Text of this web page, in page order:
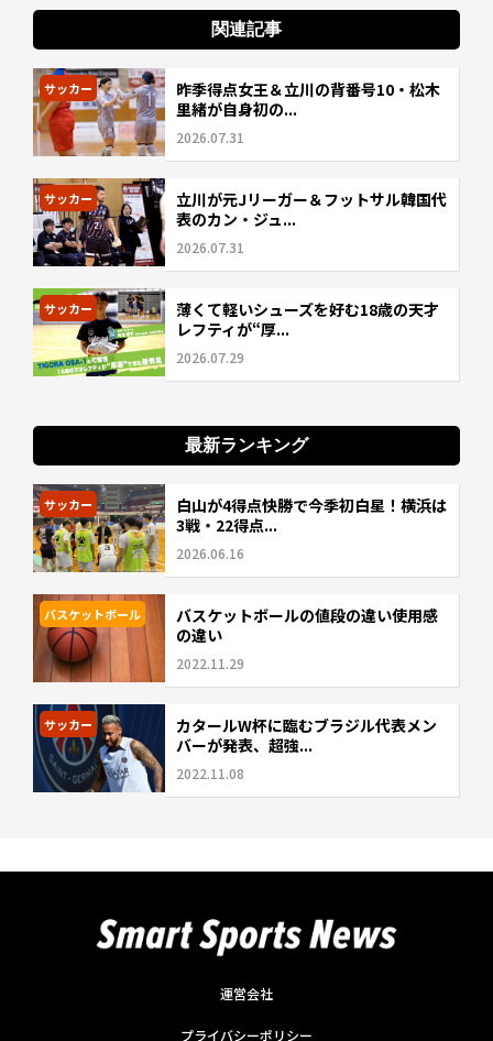
関連記事
サッカー
昨季得点女王＆立川の背番号10・松木
里緒が自身初の...
2026.07.31
サッカー
立川が元Jリーガー＆フットサル韓国代
表のカン・ジュ...
2026.07.31
サッカー
薄くて軽いシューズを好む18歳の天才
レフティが“厚...
2026.07.29
最新ランキング
サッカー
白山が4得点快勝で今季初白星！横浜は
3戦・22得点...
2026.06.16
バスケットボール
バスケットボールの値段の違い使用感
の違い
2022.11.29
サッカー
カタールW杯に臨むブラジル代表メン
バーが発表、超強...
2022.11.08
運営会社
プライバシーポリシー